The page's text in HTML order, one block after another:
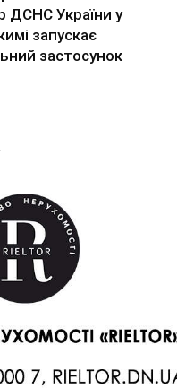
ДСНС України у
запускає
застосунок